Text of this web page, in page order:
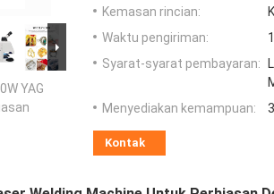
YAG
Kemasan rincian:
Waktu pengiriman:
Syarat-syarat pembayaran:
Menyediakan kemampuan:
Kontak